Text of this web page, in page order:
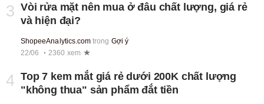
3 Vòi rửa mặt nên mua ở đâu chất lượng, giá rẻ
và hiện đại?
ShopeeAnalytics.com trong Gợi ý
22/06
2360 xem
4 Top 7 kem mắt giá rẻ dưới 200K chất lượng
"không thua" sản phẩm đắt tiền